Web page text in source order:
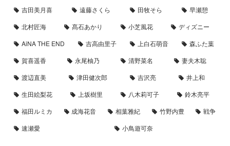
吉田美月喜
遠藤さくら 田牧そら
早瀬憩
北村匠海
髙石あかり 小芝風花
ディズニー
AiNA THE END
吉高由里子 上白石萌音
森ふた葉
賀喜遥香
永尾柚乃 清野菜名
妻夫木聡
渡辺直美
津田健次郎 吉沢亮
井上和
生田絵梨花
上坂樹里 八木莉可子
鈴木亮平
福田ルミカ
成海花音 相葉雅紀 竹野内豊
戦争
速瀬愛
小鳥遊可奈